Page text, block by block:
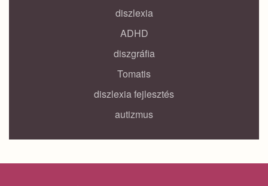
diszlexia
ADHD
diszgráfia
Tomatis
diszlexia fejlesztés
autizmus